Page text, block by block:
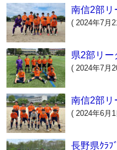
南信2部リ
( 2024年7月
県2部リー
( 2024年7月
南信2部リ
( 2024年6月
長野県ｸﾗﾌ